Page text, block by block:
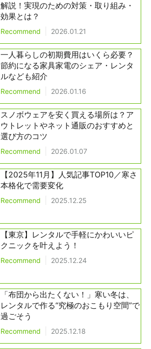
解説！実現のための対策・取り組み・
効果とは？
Recommend 2026.01.21
一人暮らしの初期費用はいくら必要？
節約になる家具家電のシェア・レンタ
ルなども紹介
Recommend 2026.01.16
スノボウェアを安く買える場所は？ア
ウトレットやネット通販のおすすめと
選び方のコツ
Recommend 2026.01.07
【2025年11月】人気記事TOP10／寒さ
本格化で需要変化
Recommend 2025.12.25
【東京】レンタルで手軽にかわいいピ
クニックを叶えよう！
Recommend 2025.12.24
「布団から出たくない！」寒い冬は、
レンタルで作る“究極のおこもり空間”で
過ごそう
Recommend 2025.12.18